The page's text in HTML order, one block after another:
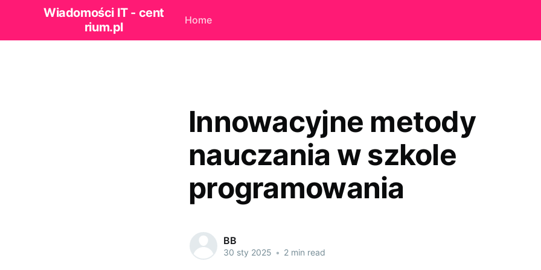
Wiadomości IT - cent
rium.pl
Home
Innowacyjne metody
nauczania w szkole
programowania
BB
30 sty 2025 • 2 min read